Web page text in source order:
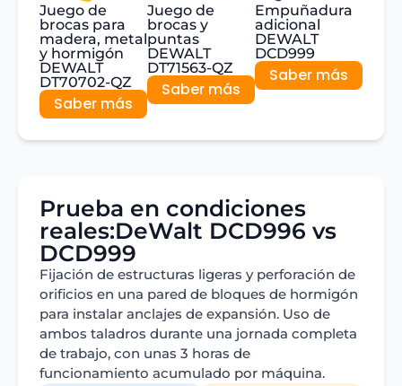
Juego de
brocas para
madera, metal
y hormigón
DEWALT
DT70702-QZ
Saber más
Juego de
brocas y
puntas
DEWALT
DT71563-QZ
Saber más
Empuñadura
adicional
DEWALT
DCD999
Saber más
Prueba en condiciones
reales:DeWalt DCD996 vs
DCD999
Fijación de estructuras ligeras y perforación de
orificios en una pared de bloques de hormigón
para instalar anclajes de expansión. Uso de
ambos taladros durante una jornada completa
de trabajo, con unas 3 horas de
funcionamiento acumulado por máquina.